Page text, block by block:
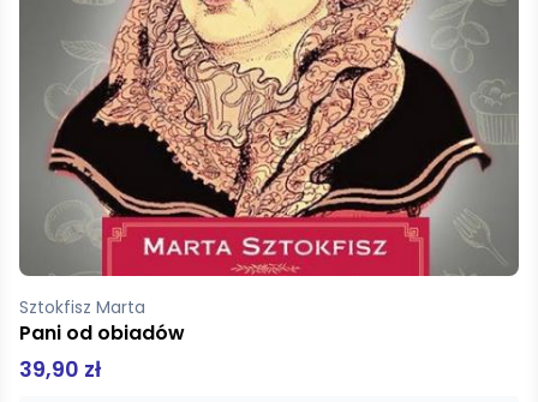
Sztokfisz Marta
Jerzy Hoffman Gorące serce
44,90 zł